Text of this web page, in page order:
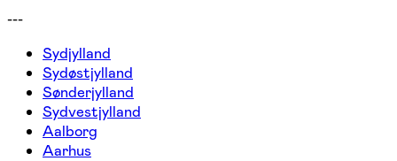
---
Sydjylland
Sydøstjylland
Sønderjylland
Sydvestjylland
Aalborg
Aarhus